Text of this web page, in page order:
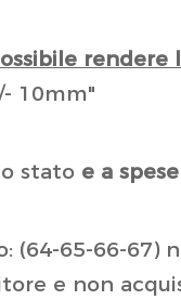
rendere
10mm"
stato e a
(64-65-66-67)
e non